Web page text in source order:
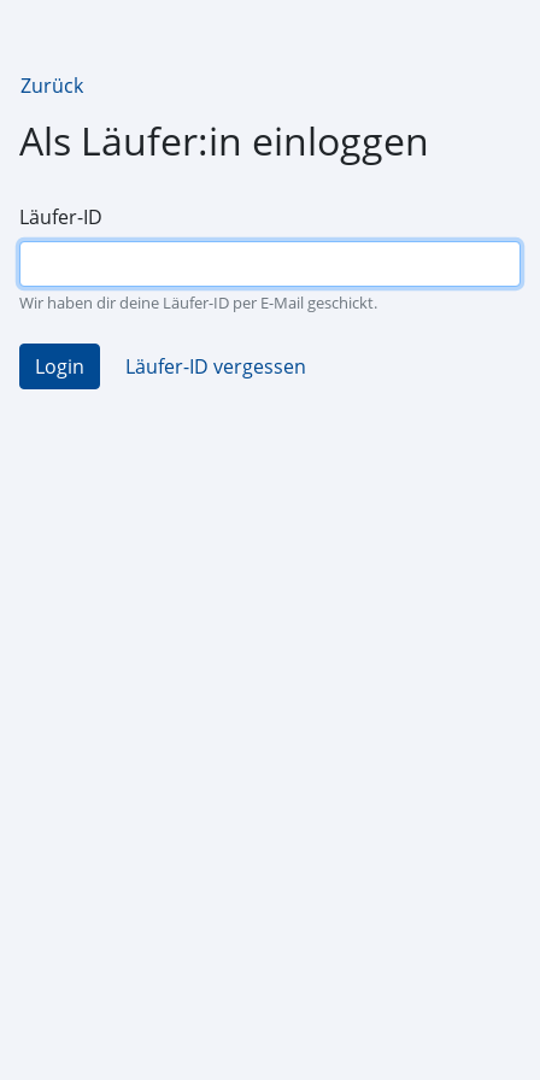
Zurück
Als Läufer:in einloggen
Läufer-ID
Wir haben dir deine Läufer-ID per E-Mail geschickt.
Login Läufer-ID vergessen